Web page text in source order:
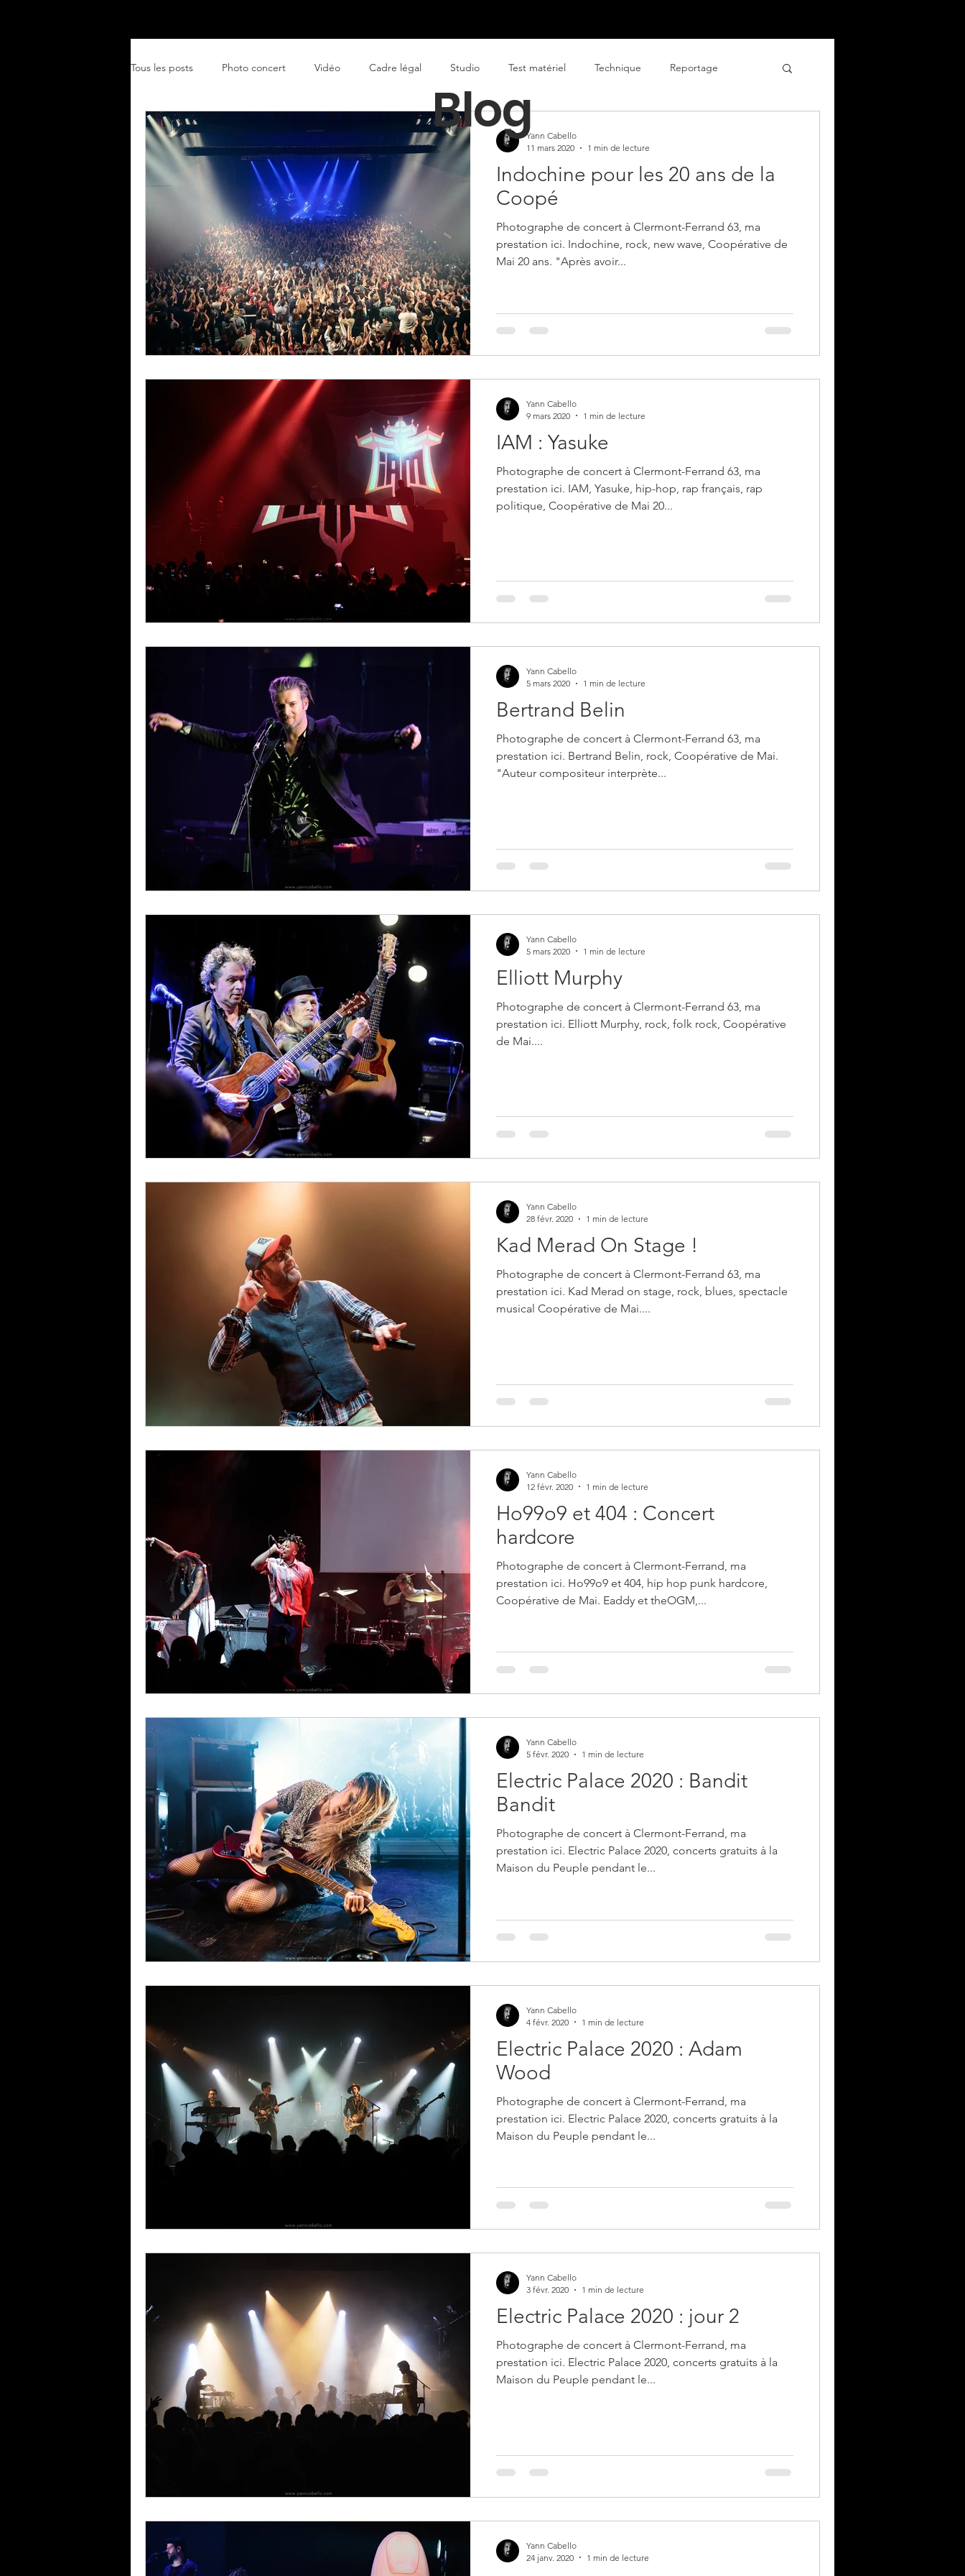
Tous les posts Photo concert Vidéo Cadre légal Studio Test matériel Technique Reportage
paysage spectacle vivant infographiste
Événementiel Prestations
Indochine pour les 20 ans de la
Coopé
Photographe de concert à Clermont-Ferrand 63, ma
prestation ici. Indochine, rock, new wave, Coopérative de
Mai 20 ans. "Après avoir...
Yann Cabello
11 mars 2020
1 min de lecture
IAM : Yasuke
Photographe de concert à Clermont-Ferrand 63, ma
prestation ici. IAM, Yasuke, hip-hop, rap français, rap
politique, Coopérative de Mai 20...
Yann Cabello
9 mars 2020
1 min de lecture
Bertrand Belin
Photographe de concert à Clermont-Ferrand 63, ma
prestation ici. Bertrand Belin, rock, Coopérative de Mai.
"Auteur compositeur interprète...
Yann Cabello
5 mars 2020
1 min de lecture
Elliott Murphy
Photographe de concert à Clermont-Ferrand 63, ma
prestation ici. Elliott Murphy, rock, folk rock, Coopérative
de Mai....
Yann Cabello
5 mars 2020
1 min de lecture
Kad Merad On Stage !
Photographe de concert à Clermont-Ferrand 63, ma
prestation ici. Kad Merad on stage, rock, blues, spectacle
musical Coopérative de Mai....
Yann Cabello
28 févr. 2020
1 min de lecture
Ho99o9 et 404 : Concert
hardcore
Photographe de concert à Clermont-Ferrand, ma
prestation ici. Ho99o9 et 404, hip hop punk hardcore,
Coopérative de Mai. Eaddy et theOGM,...
Yann Cabello
12 févr. 2020
1 min de lecture
Electric Palace 2020 : Bandit
Bandit
Photographe de concert à Clermont-Ferrand, ma
prestation ici. Electric Palace 2020, concerts gratuits à la
Maison du Peuple pendant le...
Yann Cabello
5 févr. 2020
1 min de lecture
Electric Palace 2020 : Adam
Wood
Photographe de concert à Clermont-Ferrand, ma
prestation ici. Electric Palace 2020, concerts gratuits à la
Maison du Peuple pendant le...
Yann Cabello
4 févr. 2020
1 min de lecture
Electric Palace 2020 : jour 2
Photographe de concert à Clermont-Ferrand, ma
prestation ici. Electric Palace 2020, concerts gratuits à la
Maison du Peuple pendant le...
Yann Cabello
3 févr. 2020
1 min de lecture
Yann Cabello
24 janv. 2020
1 min de lecture
Blog